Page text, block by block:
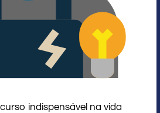
indispensável na vida